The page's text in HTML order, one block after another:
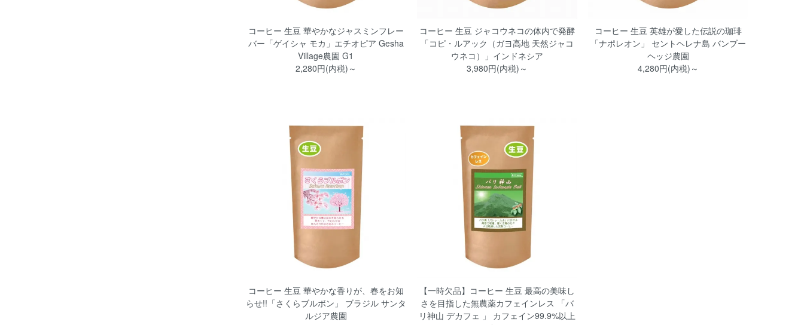
コーヒー 生豆 華やかなジャスミンフレー
バー「ゲイシャ モカ」エチオピア Gesha
Village農園 G1
2,280円(内税)～
コーヒー 生豆 ジャコウネコの体内で発酵
「コピ・ルアック（ガヨ高地 天然ジャコ
ウネコ）」インドネシア
3,980円(内税)～
コーヒー 生豆 英雄が愛した伝説の珈琲
「ナポレオン」 セントヘレナ島 バンブー
ヘッジ農園
4,280円(内税)～
コーヒー 生豆 華やかな香りが、春をお知
らせ!!「さくらブルボン」 ブラジル サンタ
ルジア農園
【一時欠品】コーヒー 生豆 最高の美味し
さを目指した無農薬カフェインレス 「バ
リ神山 デカフェ 」 カフェイン99.9%以上